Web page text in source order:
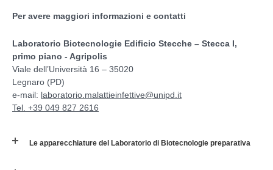
Per avere maggiori informazioni e contatti
Laboratorio Biotecnologie Edificio Stecche – Stecca I,
primo piano - Agripolis
Viale dell’Università 16 – 35020
Legnaro (PD)
e-mail: laboratorio.malattieinfettive@unipd.it
Tel. +39 049 827 2616
Le apparecchiature del Laboratorio di Biotecnologie preparativa